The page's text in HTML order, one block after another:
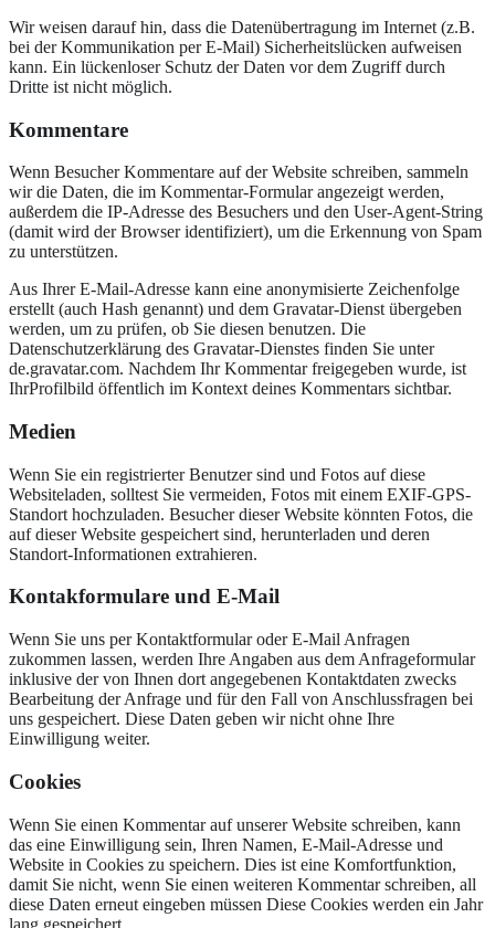
Wir weisen darauf hin, dass die Datenübertragung im Internet (z.B.
bei der Kommunikation per E-Mail) Sicherheitslücken aufweisen
kann. Ein lückenloser Schutz der Daten vor dem Zugriff durch
Dritte ist nicht möglich.
Kommentare
Wenn Besucher Kommentare auf der Website schreiben, sammeln
wir die Daten, die im Kommentar-Formular angezeigt werden,
außerdem die IP-Adresse des Besuchers und den User-Agent-String
(damit wird der Browser identifiziert), um die Erkennung von Spam
zu unterstützen.
Aus Ihrer E-Mail-Adresse kann eine anonymisierte Zeichenfolge
erstellt (auch Hash genannt) und dem Gravatar-Dienst übergeben
werden, um zu prüfen, ob Sie diesen benutzen. Die
Datenschutzerklärung des Gravatar-Dienstes finden Sie unter
de.gravatar.com. Nachdem Ihr Kommentar freigegeben wurde, ist
IhrProfilbild öffentlich im Kontext deines Kommentars sichtbar.
Medien
Wenn Sie ein registrierter Benutzer sind und Fotos auf diese
Websiteladen, solltest Sie vermeiden, Fotos mit einem EXIF-GPS-
Standort hochzuladen. Besucher dieser Website könnten Fotos, die
auf dieser Website gespeichert sind, herunterladen und deren
Standort-Informationen extrahieren.
Kontakformulare und E-Mail
Wenn Sie uns per Kontaktformular oder E-Mail Anfragen
zukommen lassen, werden Ihre Angaben aus dem Anfrageformular
inklusive der von Ihnen dort angegebenen Kontaktdaten zwecks
Bearbeitung der Anfrage und für den Fall von Anschlussfragen bei
uns gespeichert. Diese Daten geben wir nicht ohne Ihre
Einwilligung weiter.
Cookies
Wenn Sie einen Kommentar auf unserer Website schreiben, kann
das eine Einwilligung sein, Ihren Namen, E-Mail-Adresse und
Website in Cookies zu speichern. Dies ist eine Komfortfunktion,
damit Sie nicht, wenn Sie einen weiteren Kommentar schreiben, all
diese Daten erneut eingeben müssen Diese Cookies werden ein Jahr
lang gespeichert.